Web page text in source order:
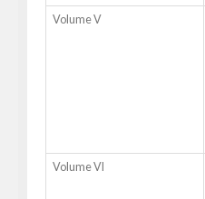
Volume V
Volume VI